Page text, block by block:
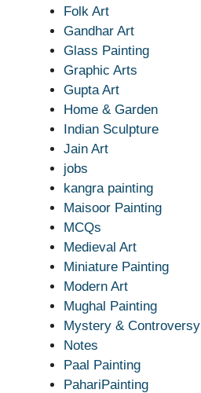
Folk Art
Gandhar Art
Glass Painting
Graphic Arts
Gupta Art
Home & Garden
Indian Sculpture
Jain Art
jobs
kangra painting
Maisoor Painting
MCQs
Medieval Art
Miniature Painting
Modern Art
Mughal Painting
Mystery & Controversy
Notes
Paal Painting
PahariPainting